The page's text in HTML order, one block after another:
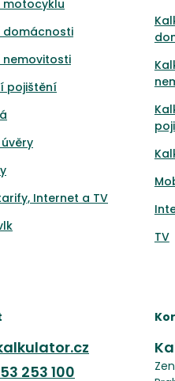
motocyklu
domácnosti
nemovitosti
pojištění
Internet a TV
TV
253 100